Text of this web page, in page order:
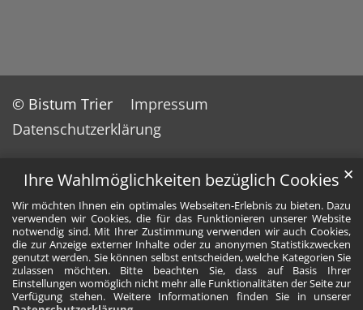
Ihre Wahlmöglichkeiten bezüglich Cookies
Wir möchten Ihnen ein optimales Webseiten-Erlebnis zu bieten. Dazu
verwenden wir Cookies, die für das Funktionieren unserer Website
notwendig sind. Mit Ihrer Zustimmung verwenden wir auch Cookies,
die zur Anzeige externer Inhalte oder zu anonymen Statistikzwecken
genutzt werden. Sie können selbst entscheiden, welche Kategorien Sie
zulassen möchten. Bitte beachten Sie, dass auf Basis Ihrer
Einstellungen womöglich nicht mehr alle Funktionalitäten der Seite zur
Verfügung stehen. Weitere Informationen finden Sie in unserer
✕
© Bistum Trier
Impressum
Datenschutzerklärung